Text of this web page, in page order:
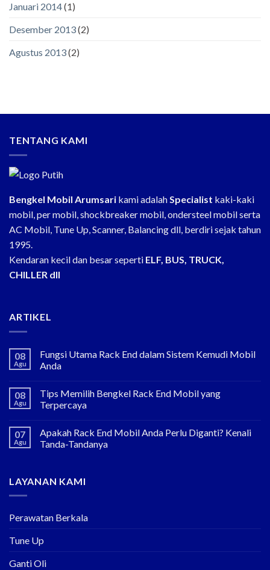
Januari 2014(1)
Desember 2013(2)
Agustus 2013(2)
TENTANG KAMI
Bengkel Mobil Arumsari kami adalahSpecialist kaki-kaki
mobil, per mobil, shockbreaker mobil, ondersteel mobil serta
AC Mobil, Tune Up, Scanner, Balancing dll, berdiri sejak tahun
1995.
Kendaran kecil dan besar seperti ELF, BUS, TRUCK,
CHILLER dll
ARTIKEL
08
Agu
Fungsi Utama Rack End dalam Sistem Kemudi Mobil
Anda
08
Agu
Tips Memilih Bengkel Rack End Mobil yang
Terpercaya
07
Agu
Apakah Rack End Mobil Anda Perlu Diganti? Kenali
Tanda-Tandanya
LAYANAN KAMI
Perawatan Berkala
Tune Up
Ganti Oli